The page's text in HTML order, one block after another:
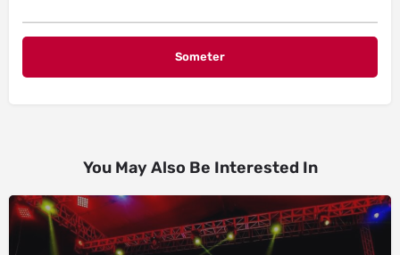
You May Also Be Interested In